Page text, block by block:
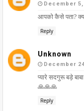
December 5,
आपको कैसे पता?
Reply
Unknown
December
प्यारे सदगुरू बड़े
🙏🙏🙏
Reply